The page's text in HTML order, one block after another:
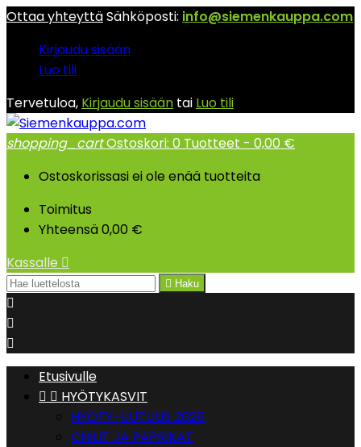
Ottaa yhteyttäSähköposti: info@siemenkauppa.com
Kirjaudu sisään
Luo tili
Tervetuloa, Kirjaudu sisään tai Luo tili
shopping_cartOstoskori: 0 Tuotteet - 0,00 €
Ostoskorissasi ei ole enää tuotteita
Toimitus
Yhteensä0,00 €
Kassalle 
 Haku



Etusivulle
  HYÖTYKASVIT
HYÖTY-UUTUUS 2026
CHILIT JA PAPRIKAT